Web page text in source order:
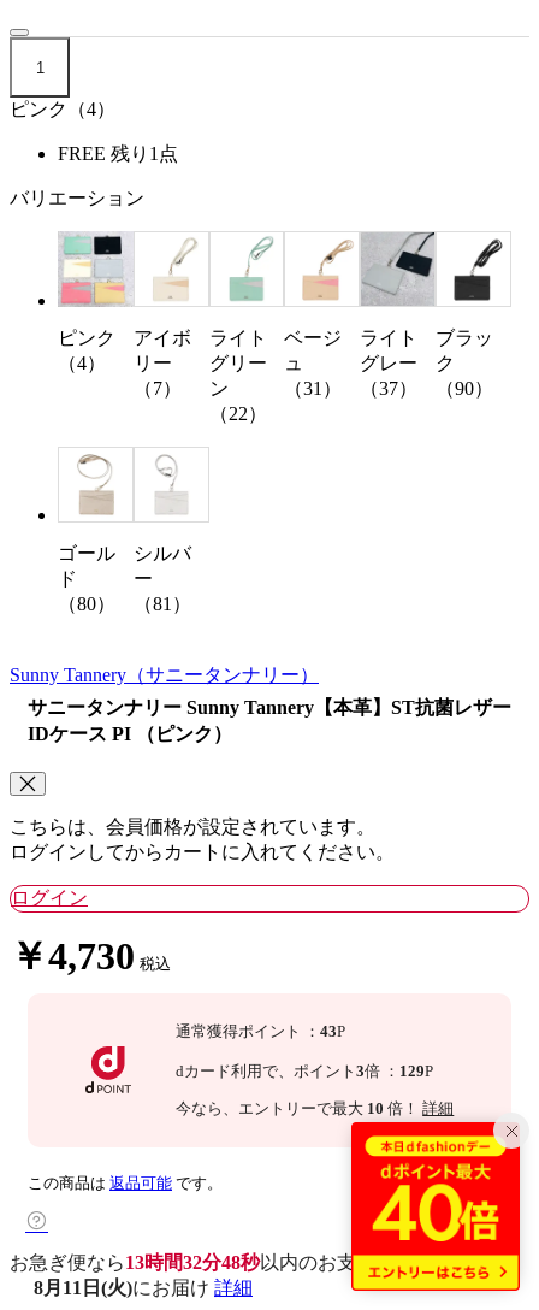
1
ピンク（4）
FREE 残り1点
バリエーション
ピンク
（4）
アイボ
リー
（7）
ライト
グリー
ン
（22）
ベージ
ュ
（31）
ライト
グレー
（37）
ブラッ
ク
（90）
ゴール
ド
（80）
シルバ
ー
（81）
Sunny Tannery （サニータンナリー）
サニータンナリー Sunny Tannery【本革】ST抗菌レザー
IDケース PI （ピンク）
こちらは、会員価格が設定されています。
ログインしてからカートに入れてください。
ログイン
￥4,730 税込
通常獲得ポイント ：43P
dカード利用で、 ポイント3倍 ： 129P
今なら 、エントリーで最大 10 倍！詳細
この商品は 返品可能 です。
お急ぎ便なら13時間32分47秒以内のお支払いで
8月11日(火)にお届け 詳細